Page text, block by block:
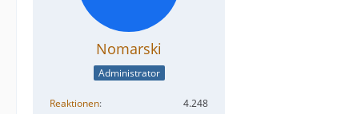
Nomarski
Administrator
Reaktionen
4.248